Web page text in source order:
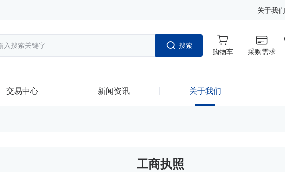
关于我们
搜索
购物车 采购需求
交易中心 新闻资讯 关于我们
工商执照